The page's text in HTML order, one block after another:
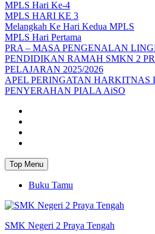
MPLS Hari Ke-4
MPLS HARI KE 3
Melangkah Ke Hari Kedua MPLS
MPLS Hari Pertama
PRA – MASA PENGENALAN
PENDIDIKAN RAMAH SMKN 2
PELAJARAN 2025/2026
APEL PERINGATAN HARKITNAS
PENYERAHAN PIALA AiSO
Top Menu
Buku Tamu
SMK Negeri 2 Praya Tengah